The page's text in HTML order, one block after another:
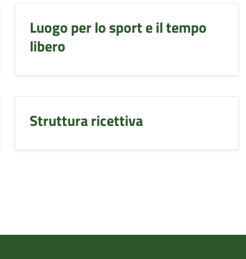
Luogo per lo sport e il tempo
libero
Struttura ricettiva